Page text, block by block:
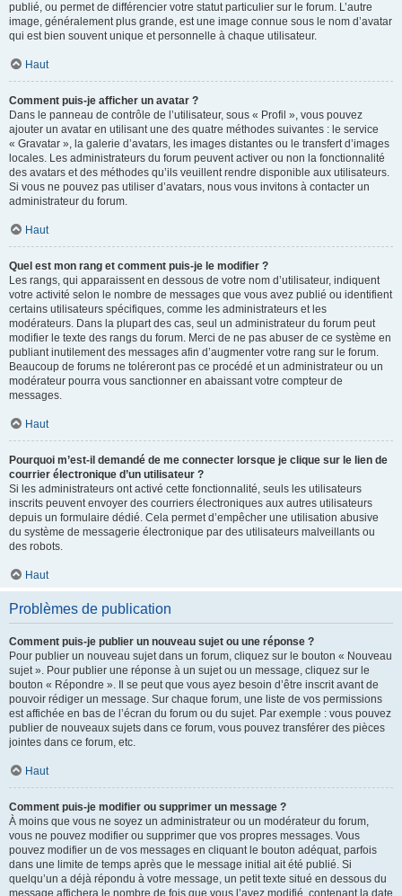
publié, ou permet de différencier votre statut particulier sur le forum. L’autre
image, généralement plus grande, est une image connue sous le nom d’avatar
qui est bien souvent unique et personnelle à chaque utilisateur.
Haut
Comment puis-je afficher un avatar ?
Dans le panneau de contrôle de l’utilisateur, sous « Profil », vous pouvez
ajouter un avatar en utilisant une des quatre méthodes suivantes : le service
« Gravatar », la galerie d’avatars, les images distantes ou le transfert d’images
locales. Les administrateurs du forum peuvent activer ou non la fonctionnalité
des avatars et des méthodes qu’ils veuillent rendre disponible aux utilisateurs.
Si vous ne pouvez pas utiliser d’avatars, nous vous invitons à contacter un
administrateur du forum.
Haut
Quel est mon rang et comment puis-je le modifier ?
Les rangs, qui apparaissent en dessous de votre nom d’utilisateur, indiquent
votre activité selon le nombre de messages que vous avez publié ou identifient
certains utilisateurs spécifiques, comme les administrateurs et les
modérateurs. Dans la plupart des cas, seul un administrateur du forum peut
modifier le texte des rangs du forum. Merci de ne pas abuser de ce système en
publiant inutilement des messages afin d’augmenter votre rang sur le forum.
Beaucoup de forums ne toléreront pas ce procédé et un administrateur ou un
modérateur pourra vous sanctionner en abaissant votre compteur de
messages.
Haut
Pourquoi m’est-il demandé de me connecter lorsque je clique sur le lien de
courrier électronique d’un utilisateur ?
Si les administrateurs ont activé cette fonctionnalité, seuls les utilisateurs
inscrits peuvent envoyer des courriers électroniques aux autres utilisateurs
depuis un formulaire dédié. Cela permet d’empêcher une utilisation abusive
du système de messagerie électronique par des utilisateurs malveillants ou
des robots.
Haut
Problèmes de publication
Comment puis-je publier un nouveau sujet ou une réponse ?
Pour publier un nouveau sujet dans un forum, cliquez sur le bouton « Nouveau
sujet ». Pour publier une réponse à un sujet ou un message, cliquez sur le
bouton « Répondre ». Il se peut que vous ayez besoin d’être inscrit avant de
pouvoir rédiger un message. Sur chaque forum, une liste de vos permissions
est affichée en bas de l’écran du forum ou du sujet. Par exemple : vous pouvez
publier de nouveaux sujets dans ce forum, vous pouvez transférer des pièces
jointes dans ce forum, etc.
Haut
Comment puis-je modifier ou supprimer un message ?
À moins que vous ne soyez un administrateur ou un modérateur du forum,
vous ne pouvez modifier ou supprimer que vos propres messages. Vous
pouvez modifier un de vos messages en cliquant le bouton adéquat, parfois
dans une limite de temps après que le message initial ait été publié. Si
quelqu’un a déjà répondu à votre message, un petit texte situé en dessous du
message affichera le nombre de fois que vous l’avez modifié, contenant la date